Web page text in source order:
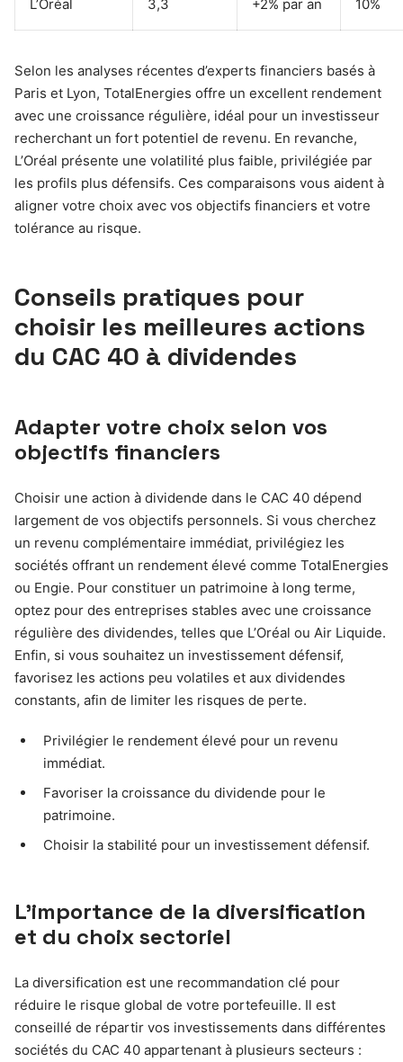
L’Oréal 3,3 +2% par an 10%
Selon les analyses récentes d’experts financiers basés à
Paris et Lyon, TotalEnergies offre un excellent rendement
avec une croissance régulière, idéal pour un investisseur
recherchant un fort potentiel de revenu. En revanche,
L’Oréal présente une volatilité plus faible, privilégiée par
les profils plus défensifs. Ces comparaisons vous aident à
aligner votre choix avec vos objectifs financiers et votre
tolérance au risque.
Conseils pratiques pour
choisir les meilleures actions
du CAC 40 à dividendes
Adapter votre choix selon vos
objectifs financiers
Choisir une action à dividende dans le CAC 40 dépend
largement de vos objectifs personnels. Si vous cherchez
un revenu complémentaire immédiat, privilégiez les
sociétés offrant un rendement élevé comme TotalEnergies
ou Engie. Pour constituer un patrimoine à long terme,
optez pour des entreprises stables avec une croissance
régulière des dividendes, telles que L’Oréal ou Air Liquide.
Enfin, si vous souhaitez un investissement défensif,
favorisez les actions peu volatiles et aux dividendes
constants, afin de limiter les risques de perte.
Privilégier le rendement élevé pour un revenu
immédiat.
Favoriser la croissance du dividende pour le
patrimoine.
Choisir la stabilité pour un investissement défensif.
L’importance de la diversification
et du choix sectoriel
La diversification est une recommandation clé pour
réduire le risque global de votre portefeuille. Il est
conseillé de répartir vos investissements dans différentes
sociétés du CAC 40 appartenant à plusieurs secteurs :